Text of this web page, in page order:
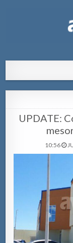
UPDATE:
10:56